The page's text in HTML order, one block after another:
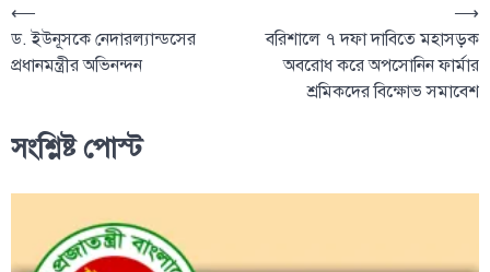
⟵
ড. ইউনূসকে নেদারল্যান্ডসের
প্রধানমন্ত্রীর অভিনন্দন
বরিশালে ৭ দফা দাবিতে মহাসড়ক
অবরোধ করে অপসোনিন ফার্মার
শ্রমিকদের বিক্ষোভ সমাবেশ
⟶
সংশ্লিষ্ট পোস্ট